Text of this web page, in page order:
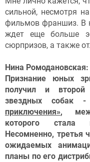
сильной, несмотря
фильмов франшиз. В
ждет еще больше
сюрпризов, а также
Нина Ромодановская:
Признание юных
получил и
звездных собак
приключения»,
которого стала
Несомненно,
ожидаемых
планы по его